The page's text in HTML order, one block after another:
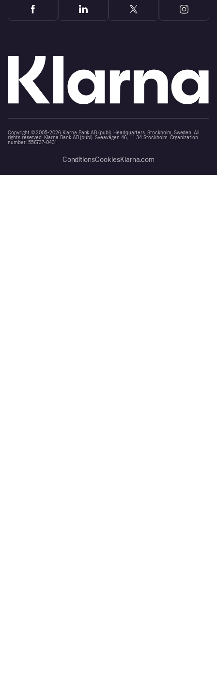
Copyright © 2005-2026 Klarna Bank AB (publ). Headquarters: Stockholm, Sweden. All
rights reserved. Klarna Bank AB (publ). Sveavägen 46, 111 34 Stockholm. Organization
number: 556737-0431
ConditionsCookiesKlarna.com